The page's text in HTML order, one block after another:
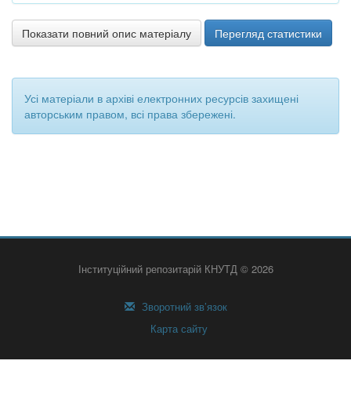
Показати повний опис матеріалу Перегляд статистики
Усі матеріали в архіві електронних ресурсів захищені
авторським правом, всі права збережені.
Інституційний репозитарій КНУТД © 2026
Зворотний зв’язок
Карта сайту